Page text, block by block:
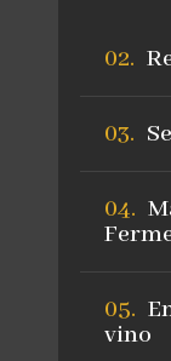
vino